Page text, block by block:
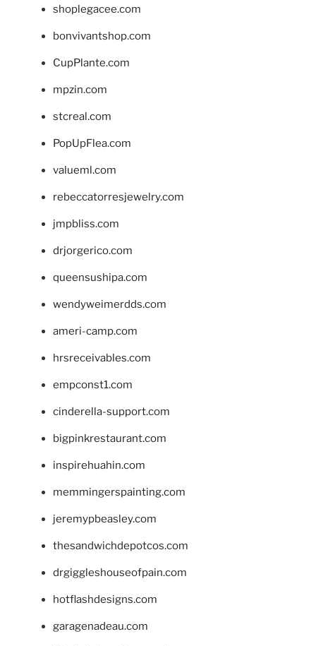
shoplegacee.com
bonvivantshop.com
CupPlante.com
mpzin.com
stcreal.com
PopUpFlea.com
valueml.com
rebeccatorresjewelry.com
jmpbliss.com
drjorgerico.com
queensushipa.com
wendyweimerdds.com
ameri-camp.com
hrsreceivables.com
empconst1.com
cinderella-support.com
bigpinkrestaurant.com
inspirehuahin.com
memmingerspainting.com
jeremypbeasley.com
thesandwichdepotcos.com
drgiggleshouseofpain.com
hotflashdesigns.com
garagenadeau.com